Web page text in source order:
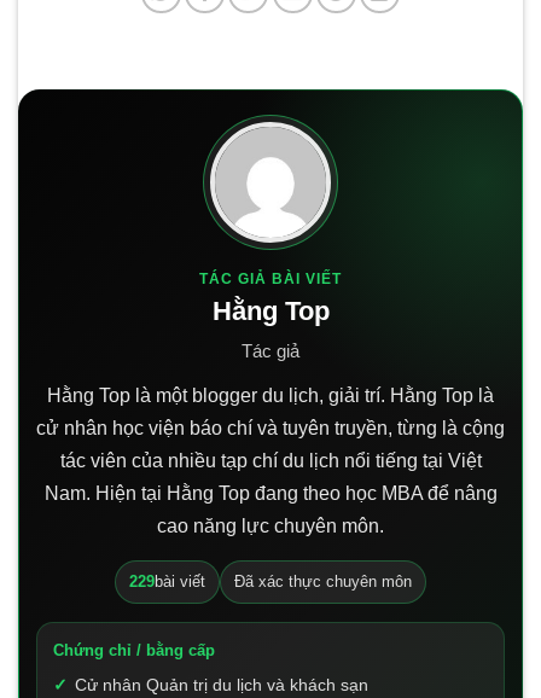
TÁC GIẢ BÀI VIẾT
Hằng Top
Tác giả
Hằng Top là một blogger du lịch, giải trí. Hằng Top là
cử nhân học viện báo chí và tuyên truyền, từng là cộng
tác viên của nhiều tạp chí du lịch nổi tiếng tại Việt
Nam. Hiện tại Hằng Top đang theo học MBA để nâng
cao năng lực chuyên môn.
229bài viết Đã xác thực chuyên môn
Chứng chỉ / bằng cấp
Cử nhân Quản trị du lịch và khách sạn